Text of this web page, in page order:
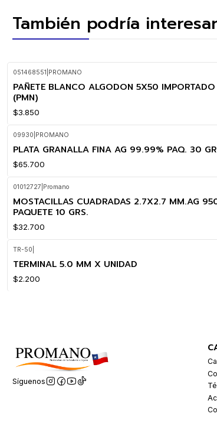
También podría
051468551 PROMANO
PAÑETE BLANCO ALGODON 5X50
(PMN)
$3.850
09930 PROMANO
PLATA GRANALLA FINA AG 99.99% PAQ. 30
$65.700
01012727 Promano
MOSTACILLAS CUADRADAS 2.7X2.7 MM.AG
PAQUETE 10 GRS.
$32.700
TR-50
TERMINAL 5.0 MM X UNIDAD
$2.200
Síguenos